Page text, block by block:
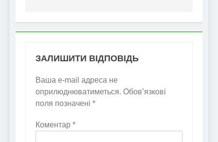
ЗАЛИШИТИ ВІДПОВІДЬ
Ваша e-mail адреса не
оприлюднюватиметься. Обов’язкові
поля позначені *
Коментар *